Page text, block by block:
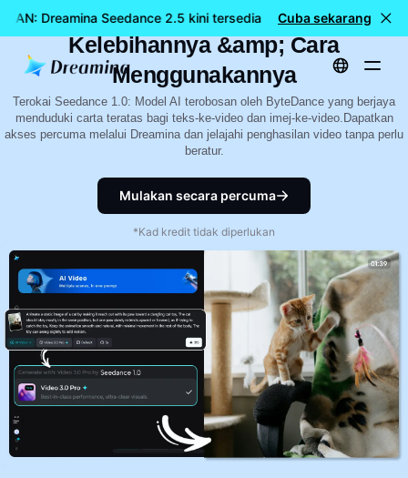
Dreamina Seedance 2.5 kini tersedia 🎉 Model baharu
Cuba sekarang
Panduan ByteDance Seedance 1.0:
Kelebihannya &amp; Cara
Menggunakannya
Terokai Seedance 1.0: Model AI terobosan oleh ByteDance yang berjaya
menduduki carta teratas bagi teks-ke-video dan imej-ke-video.Dapatkan
akses percuma melalui Dreamina dan jelajahi penghasilan video tanpa perlu
beratur.
Mulakan secara percuma
*Kad kredit tidak diperlukan